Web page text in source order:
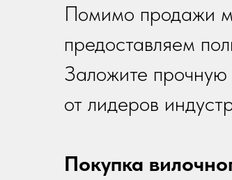
Помимо продажи
предоставляем
Заложите
от лидеров
Покупка